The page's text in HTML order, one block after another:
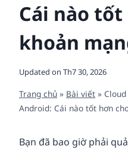
Cái nào
khoản
Updated on Th7 30, 2026
Trang chủ » Bài viết »
Android: Cái nào tốt hơn
Bạn đã bao giờ phải